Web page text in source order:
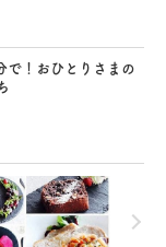
で！おひとりさまの